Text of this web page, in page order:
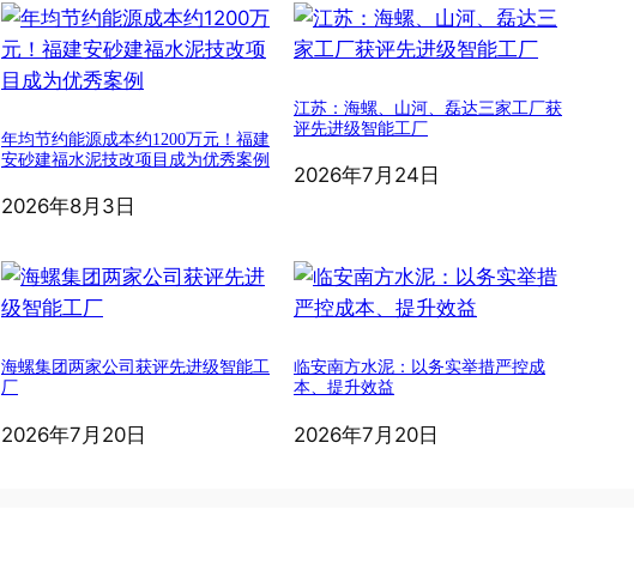
年均节约能源成本约1200万元！福建
安砂建福水泥技改项目成为优秀案例
2026年8月3日
江苏：海螺、山河、磊达三家工厂获
评先进级智能工厂
2026年7月24日
海螺集团两家公司获评先进级智能工
厂
2026年7月20日
临安南方水泥：以务实举措严控成
本、提升效益
2026年7月20日